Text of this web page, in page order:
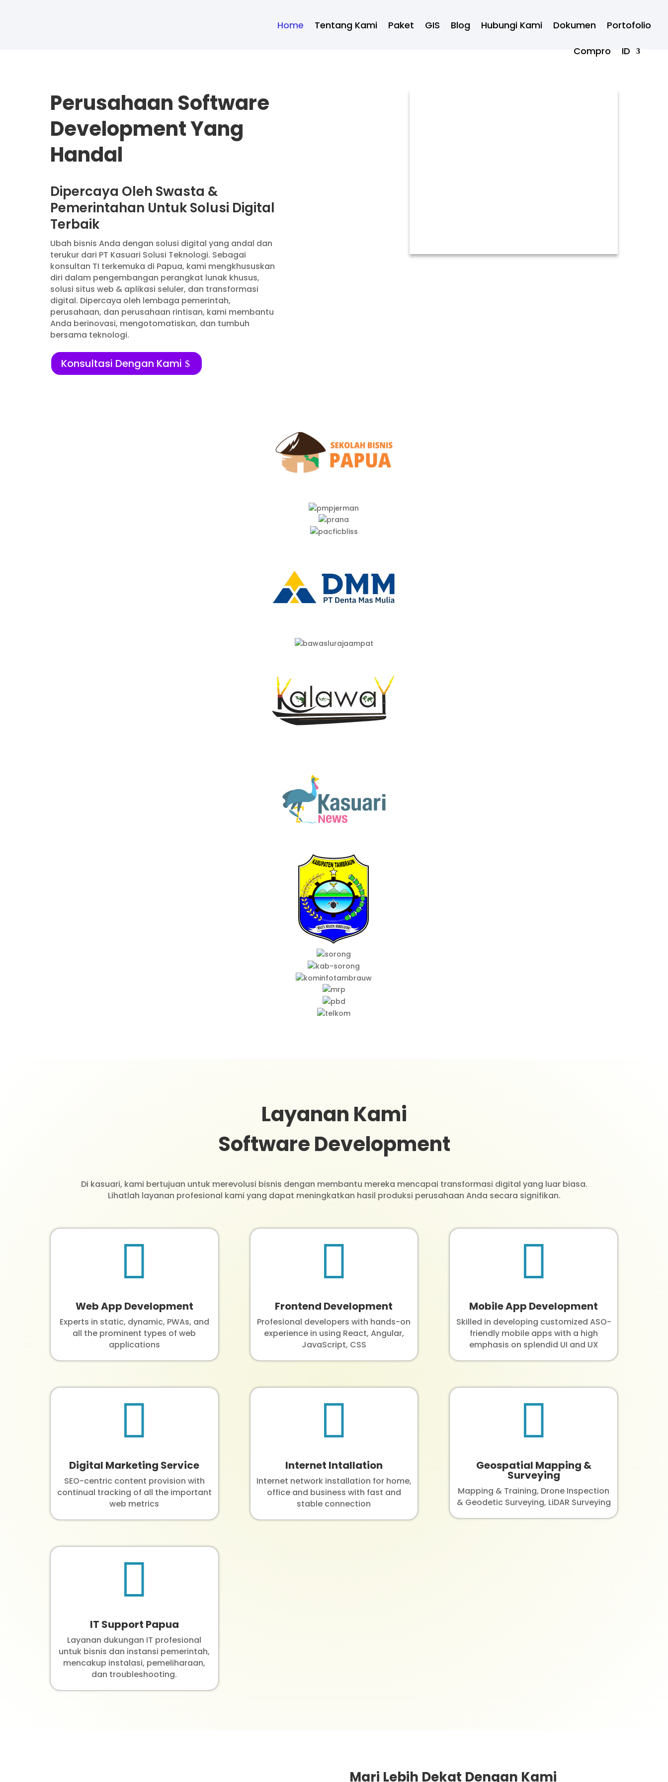
Home Tentang Kami Paket GIS Blog Hubungi Kami Dokumen Portofolio
Compro ID
Perusahaan Software
Development Yang
Handal
Dipercaya Oleh Swasta &
Pemerintahan Untuk Solusi Digital
Terbaik
Ubah bisnis Anda dengan solusi digital yang andal dan
terukur dari PT Kasuari Solusi Teknologi. Sebagai
konsultan TI terkemuka di Papua, kami mengkhususkan
diri dalam pengembangan perangkat lunak khusus,
solusi situs web & aplikasi seluler, dan transformasi
digital. Dipercaya oleh lembaga pemerintah,
perusahaan, dan perusahaan rintisan, kami membantu
Anda berinovasi, mengotomatiskan, dan tumbuh
bersama teknologi.
Konsultasi Dengan Kami
Layanan Kami
Software Development
Di kasuari, kami bertujuan untuk merevolusi bisnis dengan membantu mereka mencapai transformasi digital yang luar biasa.
Lihatlah layanan profesional kami yang dapat meningkatkan hasil produksi perusahaan Anda secara signifikan.

Web App Development
Experts in static, dynamic, PWAs, and
all the prominent types of web
applications

Frontend Development
Profesional developers with hands-on
experience in using React, Angular,
JavaScript, CSS

Mobile App Development
Skilled in developing customized ASO-
friendly mobile apps with a high
emphasis on splendid UI and UX

Digital Marketing Service
SEO-centric content provision with
continual tracking of all the important
web metrics

Internet Intallation
Internet network installation for home,
office and business with fast and
stable connection

Geospatial Mapping &
Surveying
Mapping & Training, Drone Inspection
& Geodetic Surveying, LiDAR Surveying

IT Support Papua
Layanan dukungan IT profesional
untuk bisnis dan instansi pemerintah,
mencakup instalasi, pemeliharaan,
dan troubleshooting.
Mari Lebih Dekat Dengan Kami